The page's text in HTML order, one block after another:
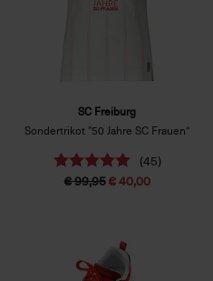
SC Freiburg
Sondertrikot "50 Jahre SC Frauen“
(45)
€ 99,95€ 40,00